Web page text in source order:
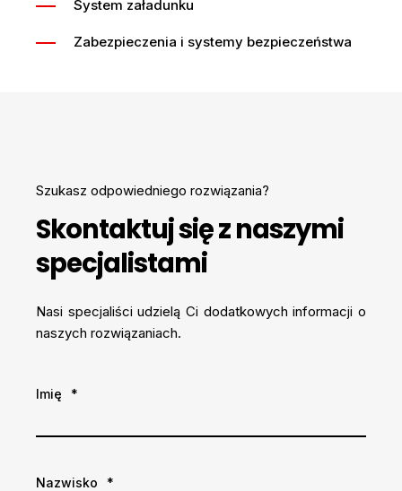
System załadunku
Zabezpieczenia i systemy bezpieczeństwa
Szukasz odpowiedniego rozwiązania?
Skontaktuj się z naszymi
specjalistami
Nasi specjaliści udzielą Ci dodatkowych informacji o
naszych rozwiązaniach.
Imię *
Nazwisko *